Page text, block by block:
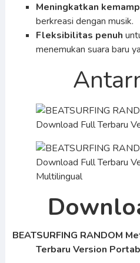
Meningkatkan
berkreasi dengan musik.
Fleksibilitas penuh
menemukan suara baru
BEATSURFING RANDOM
Terbaru Version